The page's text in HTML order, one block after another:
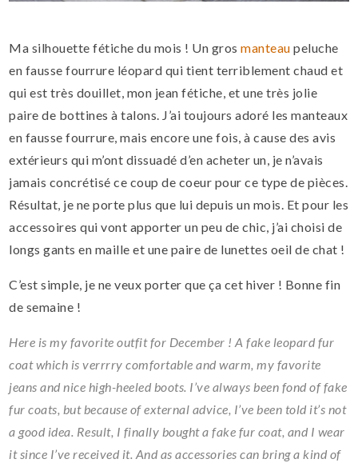
Ma silhouette fétiche du mois ! Un grosmanteau peluche
en fausse fourrure léopard qui tient terriblement chaud et
qui est très douillet, mon jean fétiche, et une très jolie
paire de bottines à talons. J’ai toujours adoré les manteaux
en fausse fourrure, mais encore une fois, à cause des avis
extérieurs qui m’ont dissuadé d’en acheter un, je n’avais
jamais concrétisé ce coup de coeur pour ce type de pièces.
Résultat, je ne porte plus que lui depuis un mois. Et pour les
accessoires qui vont apporter un peu de chic, j’ai choisi de
longs gants en maille et une paire de lunettes oeil de chat !
C’est simple, je ne veux porter que ça cet hiver ! Bonne fin
de semaine !
Here is my favorite outfit for December ! A fake leopard fur
coat which is verrrry comfortable and warm, my favorite
jeans and nice high-heeled boots. I’ve always been fond of fake
fur coats, but because of external advice, I’ve been told it’s not
a good idea. Result, I finally bought a fake fur coat, and I wear
it since I’ve received it. And as accessories can bring a kind of